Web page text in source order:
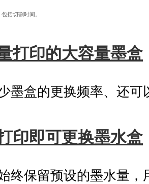
括切割时间。
打印的大容量墨盒
墨盒的更换频率、还可
印即可更换墨水盒
终保留预设的墨水量